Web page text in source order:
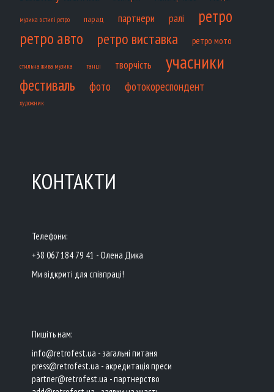
музика в стилі ретро парад партнери ралі ретро
ретро авто ретро виставка ретро мото
стильна жива музика танці творчість учасники
фестиваль фото фотокореспондент
художник
КОНТАКТИ
Телефони:
+38 067 184 79 41 - Олена Дика
Ми відкриті для співпраці!
Пишіть нам:
info@retrofest.ua - загальні питаня
press@retrofest.ua - акредитація преси
partner@retrofest.ua - партнерство